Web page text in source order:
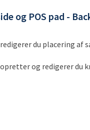
og POS pad -
redigerer du placering af
opretter og redigerer du